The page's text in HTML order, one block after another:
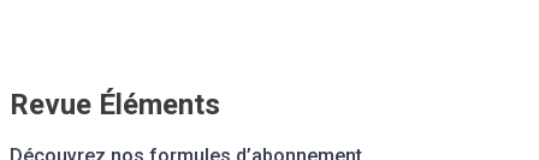
Revue Éléments